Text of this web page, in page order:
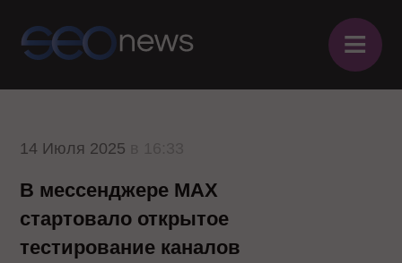
≡
14 Июля 2025
В мессенджере MAX
стартовало открытое
тестирование каналов